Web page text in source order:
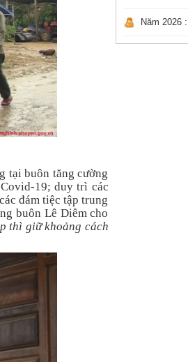
tại buôn tăng cường
19; duy trì các
đám tiệc tập trung
buôn Lê Diêm cho
thì giữ khoảng cách
Năm 2026 :